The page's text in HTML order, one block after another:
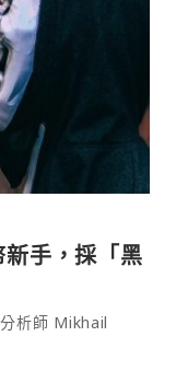
手，採「黑
析師 Mikhail